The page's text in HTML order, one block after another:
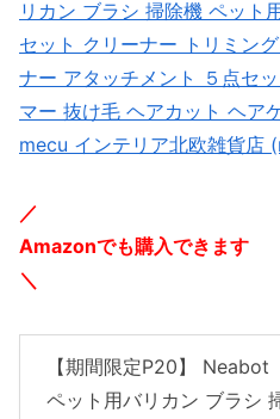
リカン ブラシ 掃除機 ペット
セット クリーナー トリミン
ナー アタッチメント ５点セ
マー 抜け毛 ヘアカット ヘア
mecu インテリア北欧雑貨店
／
Amazonでも購入できます
＼
【期間限定P20】 Neabot
ペット用バリカン ブラシ